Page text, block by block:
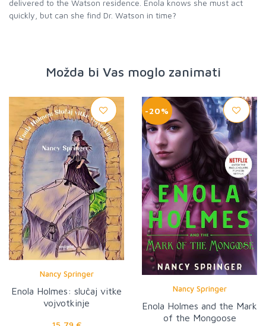
delivered to the Watson residence. Enola knows she must act
quickly, but can she find Dr. Watson in time?
Možda bi Vas moglo zanimati
Nancy Springer
Enola Holmes: slučaj vitke
vojvotkinje
-20%
Nancy Springer
Enola Holmes and the Mark
of the Mongoose